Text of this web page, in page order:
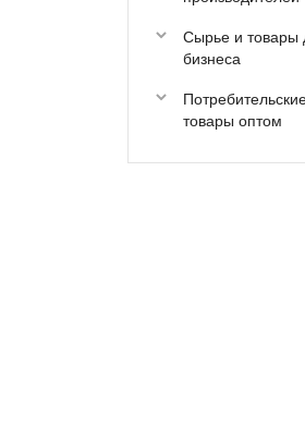
Сырье и товары
бизнеса
товары оптом